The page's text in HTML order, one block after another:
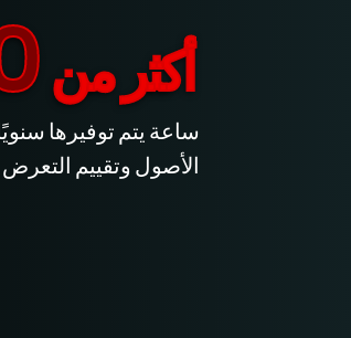
أكثر من
2,100
ساعة يتم توفيرها
الأصول وتقييم